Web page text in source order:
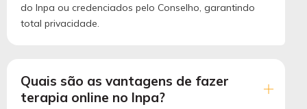
do Inpa ou credenciados pelo Conselho, garantindo
total privacidade.
Quais são as vantagens de fazer
terapia online no Inpa?